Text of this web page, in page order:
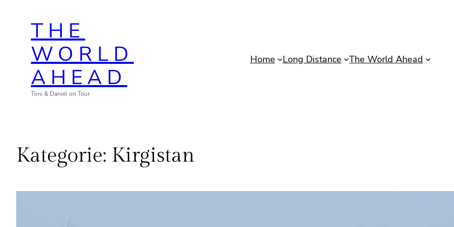
springenTHE
WORLD
AHEAD
Toni & Daniel on Tour
Home Long Distance The World Ahead
Kategorie: Kirgistan